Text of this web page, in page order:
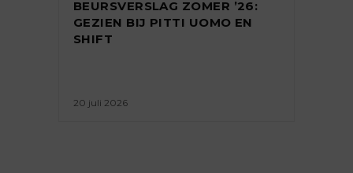
BEURSVERSLAG ZOMER ’26:
GEZIEN BIJ PITTI UOMO EN
SHIFT
20 juli 2026